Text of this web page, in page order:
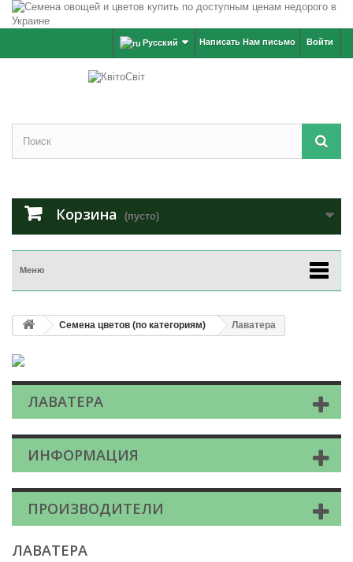
Войти
Написать Нам письмо
Русский
Корзина (пусто)
Меню
Семена цветов (по категориям) Лаватера
ЛАВАТЕРА
ИНФОРМАЦИЯ
ПРОИЗВОДИТЕЛИ
ЛАВАТЕРА